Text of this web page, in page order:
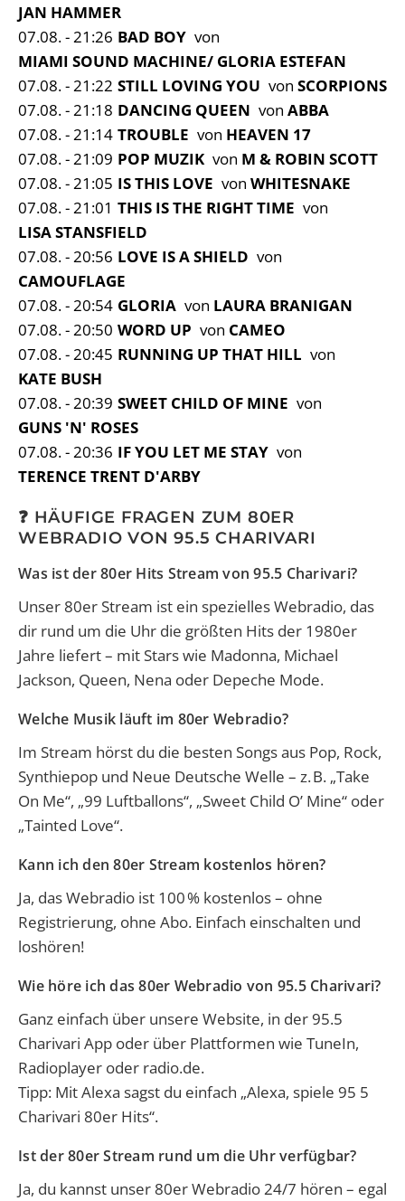
JAN HAMMER
07.08. - 21:26 BAD BOY von
MIAMI SOUND MACHINE/ GLORIA ESTEFAN
07.08. - 21:22 STILL LOVING YOU von SCORPIONS
07.08. - 21:18 DANCING QUEEN von ABBA
07.08. - 21:14 TROUBLE von HEAVEN 17
07.08. - 21:09 POP MUZIK von M & ROBIN SCOTT
07.08. - 21:05 IS THIS LOVE von WHITESNAKE
07.08. - 21:01 THIS IS THE RIGHT TIME von
LISA STANSFIELD
07.08. - 20:56 LOVE IS A SHIELD von
CAMOUFLAGE
07.08. - 20:54 GLORIA von LAURA BRANIGAN
07.08. - 20:50 WORD UP von CAMEO
07.08. - 20:45 RUNNING UP THAT HILL von
KATE BUSH
07.08. - 20:39 SWEET CHILD OF MINE von
GUNS 'N' ROSES
07.08. - 20:36 IF YOU LET ME STAY von
TERENCE TRENT D'ARBY
❓ HÄUFIGE FRAGEN ZUM 80ER
WEBRADIO VON 95.5 CHARIVARI
Was ist der 80er Hits Stream von 95.5 Charivari?
Unser 80er Stream ist ein spezielles Webradio, das
dir rund um die Uhr die größten Hits der 1980er
Jahre liefert – mit Stars wie Madonna, Michael
Jackson, Queen, Nena oder Depeche Mode.
Welche Musik läuft im 80er Webradio?
Im Stream hörst du die besten Songs aus Pop, Rock,
Synthiepop und Neue Deutsche Welle – z. B. „Take
On Me“, „99 Luftballons“, „Sweet Child O’ Mine“ oder
„Tainted Love“.
Kann ich den 80er Stream kostenlos hören?
Ja, das Webradio ist 100 % kostenlos – ohne
Registrierung, ohne Abo. Einfach einschalten und
loshören!
Wie höre ich das 80er Webradio von 95.5 Charivari?
Ganz einfach über unsere Website, in der 95.5
Charivari App oder über Plattformen wie TuneIn,
Radioplayer oder radio.de.
Tipp: Mit Alexa sagst du einfach „Alexa, spiele 95 5
Charivari 80er Hits“.
Ist der 80er Stream rund um die Uhr verfügbar?
Ja, du kannst unser 80er Webradio 24/7 hören – egal